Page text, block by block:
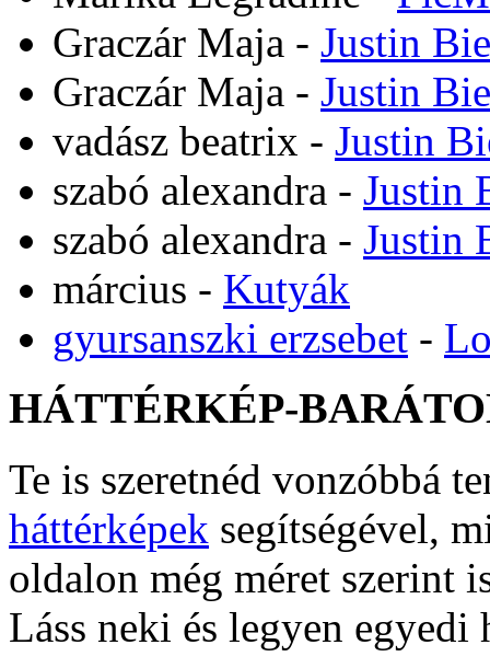
Graczár Maja - Justin
Graczár Maja - Justin
vadász beatrix - Justin
szabó alexandra - Justin
szabó alexandra - Justin
március - Kutyák
gyursanszki erzsebet -
HÁTTÉRKÉP-
Te is szeretnéd vonzóbbá
háttérképek segítségével,
oldalon még méret szerint
Láss neki és legyen egyedi